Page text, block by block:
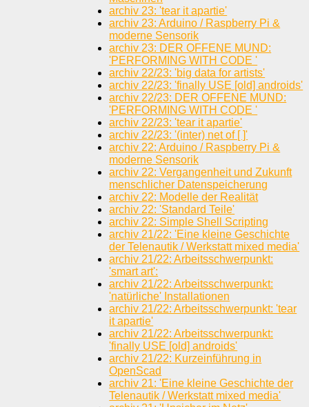
archiv 23: 'tear it apartie'
archiv 23: Arduino / Raspberry Pi &
moderne Sensorik
archiv 23: DER OFFENE MUND:
'PERFORMING WITH CODE '
archiv 22/23: 'big data for artists'
archiv 22/23: 'finally USE [old] androids'
archiv 22/23: DER OFFENE MUND:
'PERFORMING WITH CODE '
archiv 22/23: 'tear it apartie'
archiv 22/23: '(inter) net of [ ]'
archiv 22: Arduino / Raspberry Pi &
moderne Sensorik
archiv 22: Vergangenheit und Zukunft
menschlicher Datenspeicherung
archiv 22: Modelle der Realität
archiv 22: 'Standard Teile'
archiv 22: Simple Shell Scripting
archiv 21/22: 'Eine kleine Geschichte
der Telenautik / Werkstatt mixed media'
archiv 21/22: Arbeitsschwerpunkt:
'smart art':
archiv 21/22: Arbeitsschwerpunkt:
'natürliche' Installationen
archiv 21/22: Arbeitsschwerpunkt: 'tear
it apartie'
archiv 21/22: Arbeitsschwerpunkt:
'finally USE [old] androids'
archiv 21/22: Kurzeinführung in
OpenScad
archiv 21: 'Eine kleine Geschichte der
Telenautik / Werkstatt mixed media'